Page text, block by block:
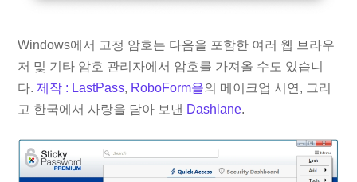
Windows에서 고정 암호는 다음을 포함한 여러 웹 브라우
저 및 기타 암호 관리자에서 암호를 가져올 수도 있습니
다.제작 : LastPass, RoboForm을의 메이크업 시연, 그리
고 한국에서 사랑을 담아 보낸 Dashlane.